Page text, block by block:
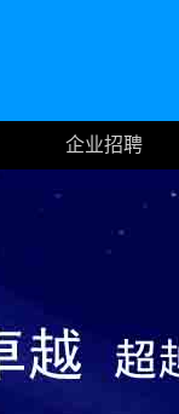
企业招聘